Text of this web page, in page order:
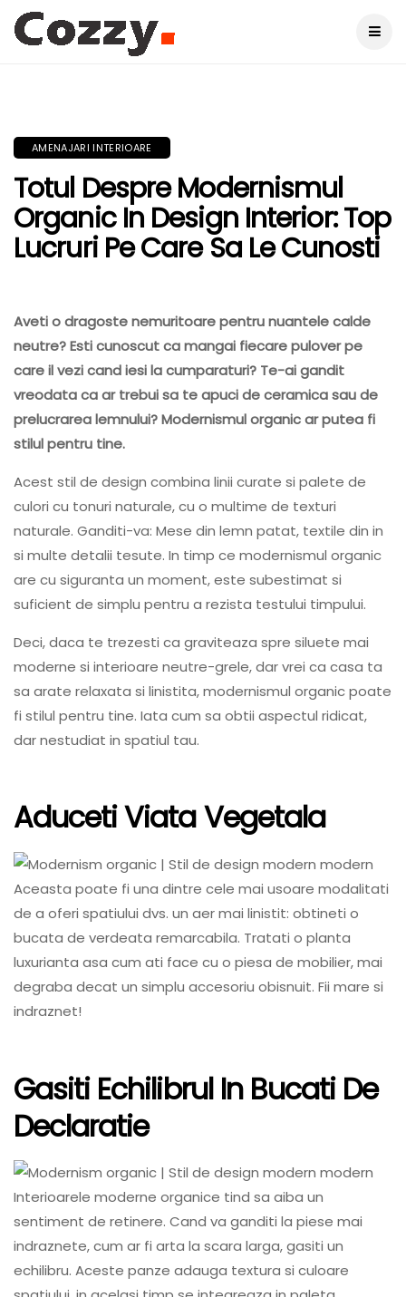
AMENAJARI INTERIOARE
Totul Despre Modernismul
Organic In Design Interior: Top
Lucruri Pe Care Sa Le Cunosti
Aveti o dragoste nemuritoare pentru nuantele calde
neutre? Esti cunoscut ca mangai fiecare pulover pe
care il vezi cand iesi la cumparaturi? Te-ai gandit
vreodata ca ar trebui sa te apuci de ceramica sau de
prelucrarea lemnului? Modernismul organic ar putea fi
stilul pentru tine.
Acest stil de design combina linii curate si palete de
culori cu tonuri naturale, cu o multime de texturi
naturale. Ganditi-va: Mese din lemn patat, textile din in
si multe detalii tesute. In timp ce modernismul organic
are cu siguranta un moment, este subestimat si
suficient de simplu pentru a rezista testului timpului.
Deci, daca te trezesti ca graviteaza spre siluete mai
moderne si interioare neutre-grele, dar vrei ca casa ta
sa arate relaxata si linistita, modernismul organic poate
fi stilul pentru tine. Iata cum sa obtii aspectul ridicat,
dar nestudiat in spatiul tau.
Aduceti Viata Vegetala
Aceasta poate fi una dintre cele mai usoare modalitati
de a oferi spatiului dvs. un aer mai linistit: obtineti o
bucata de verdeata remarcabila. Tratati o planta
luxurianta asa cum ati face cu o piesa de mobilier, mai
degraba decat un simplu accesoriu obisnuit. Fii mare si
indraznet!
Gasiti Echilibrul In Bucati De
Declaratie
Interioarele moderne organice tind sa aiba un
sentiment de retinere. Cand va ganditi la piese mai
indraznete, cum ar fi arta la scara larga, gasiti un
echilibru. Aceste panze adauga textura si culoare